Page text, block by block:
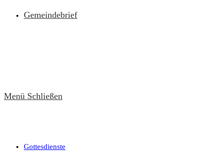
Gemeindebrief
Menü Schließen
Gottesdienste